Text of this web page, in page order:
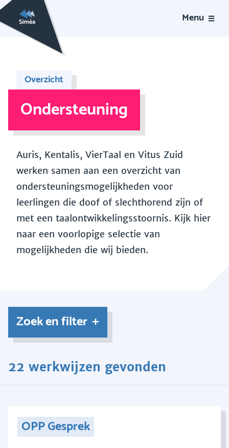
Menu
Overzicht
Ondersteuning
Auris, Kentalis, VierTaal en Vitus Zuid
werken samen aan een overzicht van
ondersteuningsmogelijkheden voor
leerlingen die doof of slechthorend zijn of
met een taalontwikkelingsstoornis. Kijk hier
naar een voorlopige selectie van
mogelijkheden die wij bieden.
Zoek en filter
22 werkwijzen gevonden
OPP Gesprek